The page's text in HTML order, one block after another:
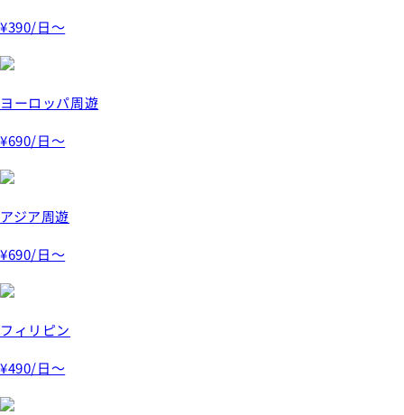
¥390/日～
ヨーロッパ周遊
¥690/日～
アジア周遊
¥690/日～
フィリピン
¥490/日～